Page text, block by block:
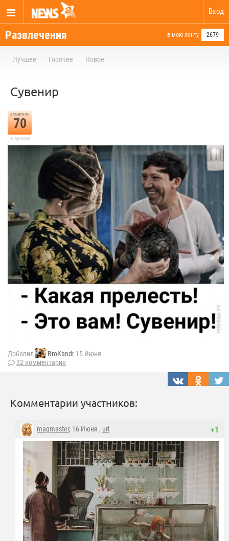
Вход
Развлечения в мою ленту 2679
Лучшее Горячее Новое
Сувенир
отметили
70
в архиве
Добавил BroKandr 15 Июня
32 комментария
Комментарии участников:
+1
magmaster, 16 Июня , url